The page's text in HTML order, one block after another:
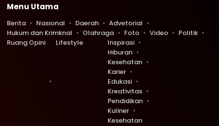
Menu Utama
Berita Nasional Daerah
Advetorial
Hukum dan Krimknal
Olahraga Foto Video
Politik
Ruang Opini
Lifestyle
Inspirasi
Hiburan
Kesehatan
Karier
Edukasi
Kreativitas
Pendidikan
Kuliner
Kesehatan